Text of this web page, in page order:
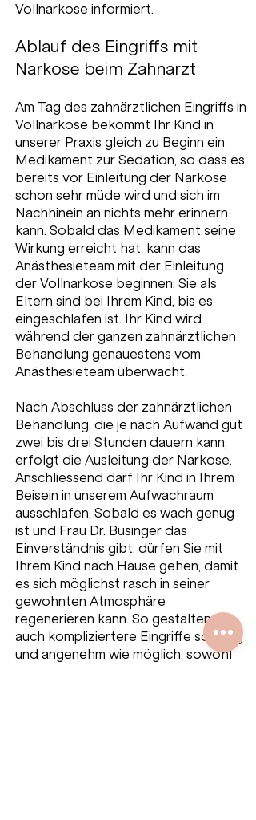
Vollnarkose informiert.
Ablauf des Eingriffs mit
Narkose beim Zahnarzt
Am Tag des zahnärztlichen Eingriffs in
Vollnarkose bekommt Ihr Kind in
unserer Praxis gleich zu Beginn ein
Medikament zur Sedation, so dass es
bereits vor Einleitung der Narkose
schon sehr müde wird und sich im
Nachhinein an nichts mehr erinnern
kann. Sobald das Medikament seine
Wirkung erreicht hat, kann das
Anästhesieteam mit der Einleitung
der Vollnarkose beginnen. Sie als
Eltern sind bei Ihrem Kind, bis es
eingeschlafen ist. Ihr Kind wird
während der ganzen zahnärztlichen
Behandlung genauestens vom
Anästhesieteam überwacht.
Nach Abschluss der zahnärztlichen
Behandlung, die je nach Aufwand gut
zwei bis drei Stunden dauern kann,
erfolgt die Ausleitung der Narkose.
Anschliessend darf Ihr Kind in Ihrem
Beisein in unserem Aufwachraum
ausschlafen. Sobald es wach genug
ist und Frau Dr. Businger das
Einverständnis gibt, dürfen Sie mit
Ihrem Kind nach Hause gehen, damit
es sich möglichst rasch in seiner
gewohnten Atmosphäre
regenerieren kann. So gestalten wir
auch kompliziertere Eingriffe so ruhig
und angenehm wie möglich, sowohl